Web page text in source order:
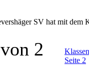
SV hat mit
Seite 2
2